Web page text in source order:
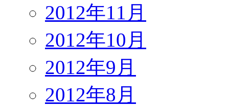
2012年11月
2012年10月
2012年9月
2012年8月